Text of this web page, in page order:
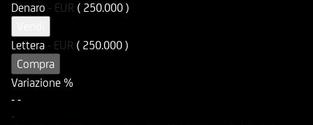
Denaro - EUR ( 250.000 )
Lettera - EUR ( 250.000 )
Compra
Variazione %
- -
-